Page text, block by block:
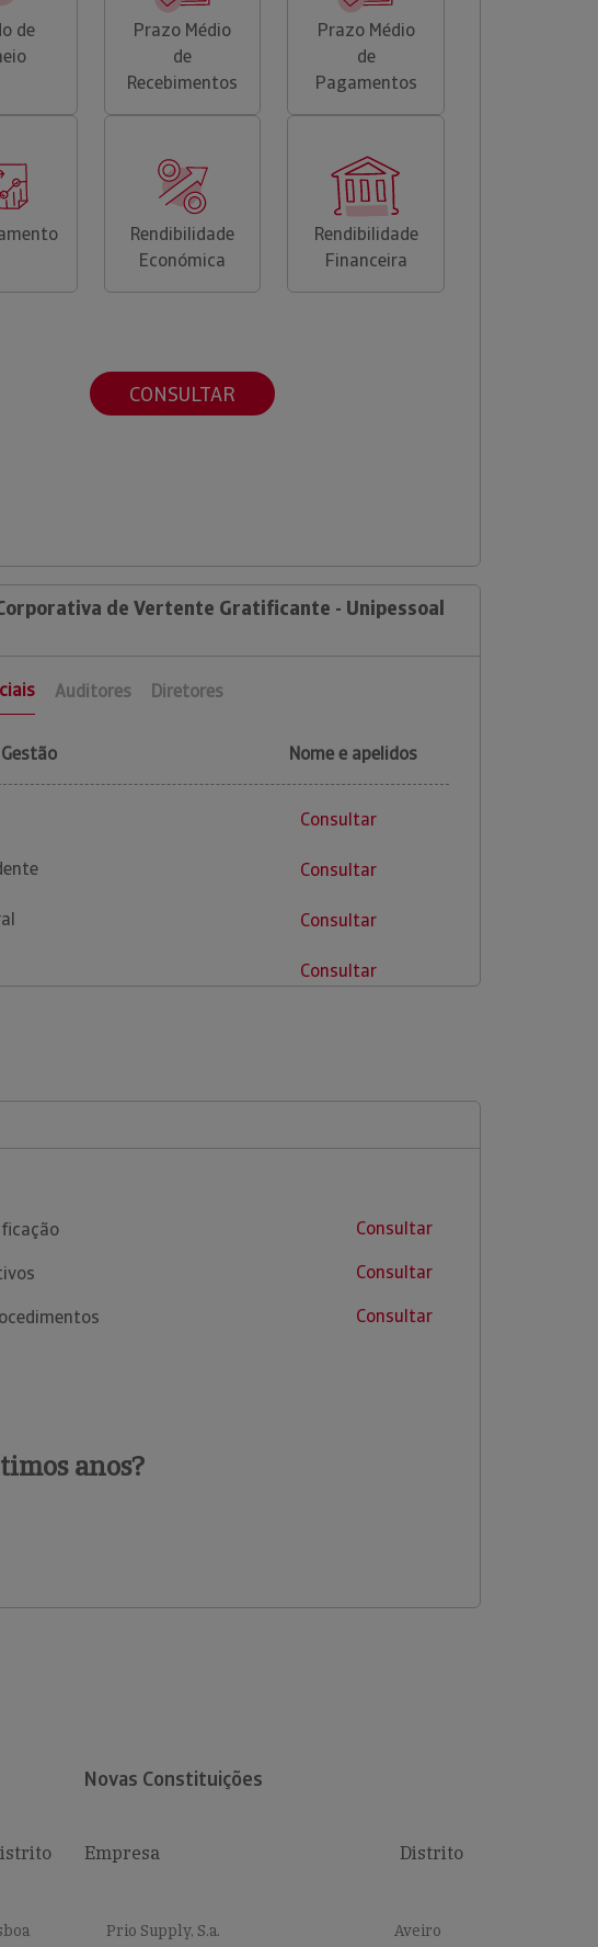
de
Prazo Médio
de
Recebimentos
Prazo Médio
de
Pagamentos
Rendibilidade
Económica
Rendibilidade
Financeira
CONSULTAR
de Vertente Gratificante - Unipessoal
Auditores Diretores
Nome e apelidos
Consultar
Consultar
Consultar
Consultar
Consultar
Consultar
Consultar
anos?
Novas Constituições
Empresa Distrito
Prio Supply, S.a. Aveiro